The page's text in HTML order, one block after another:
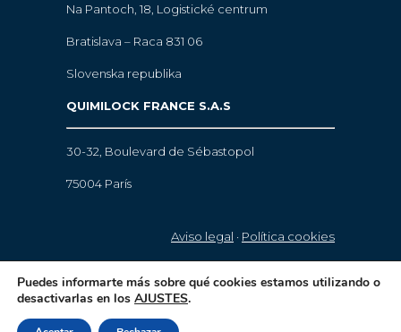
Na Pantoch, 18, Logistické centrum
Bratislava – Raca 831 06
Slovenska republika
QUIMILOCK FRANCE S.A.S
30-32, Boulevard de Sébastopol
75004 París
Aviso legal · Política cookies
Puedes informarte más sobre qué cookies estamos utilizando o
desactivarlas en los AJUSTES.